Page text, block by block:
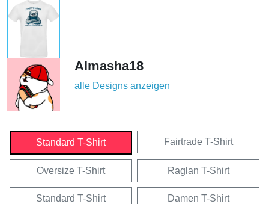
Almasha18
alle Designs anzeigen
Standard T-Shirt Fairtrade T-Shirt
Oversize T-Shirt Raglan T-Shirt
Standard T-Shirt
Damen T-Shirt